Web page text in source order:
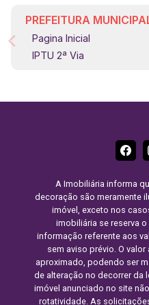
PREFEITURA
Pagina Inicial
IPTU 2ª Via
A Imobiliária informa
decoração são meramente
imóvel, exceto nos
imobiliária se reserva
informação referente aos
sem aviso prévio. O
aproximado, podendo ser
de alteração no decorrer da
imóvel anunciado no site
rotatividade. As